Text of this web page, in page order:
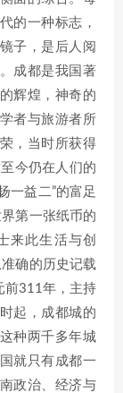
的一种标志，
子，是后人阅
成都是我国著
辉煌，神奇的
者与旅游者所
，当时所获得
今仍在人们的
一益二”的富足
第一张纸币的
来此生活与创
确的历史记载
前311年，主持
起，成都城的
种两千多年城
就只有成都一
政治、经济与